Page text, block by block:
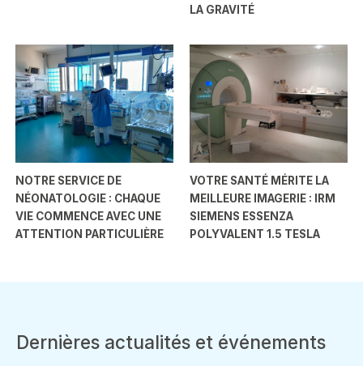
LA GRAVITÉ
NOTRE SERVICE DE
NÉONATOLOGIE : CHAQUE
VIE COMMENCE AVEC UNE
ATTENTION PARTICULIÈRE
VOTRE SANTÉ MÉRITE LA
MEILLEURE IMAGERIE : IRM
SIEMENS ESSENZA
POLYVALENT 1.5 TESLA
Dernières actualités et événements